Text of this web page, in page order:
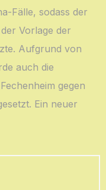
Fälle, sodass der
Vorlage der
Aufgrund von
auch die
gegen
Ein neuer